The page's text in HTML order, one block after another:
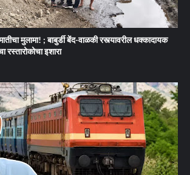
मुलामा! ; बाबुर्डी बेंद-वाळकी रस्त्यावरील धक्कादायक
रस्तारोकोचा इशारा